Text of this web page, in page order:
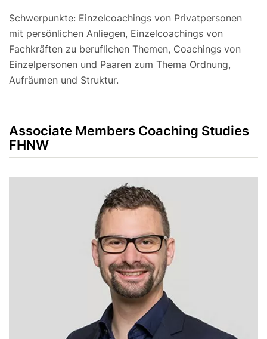
Schwerpunkte: Einzelcoachings von Privatpersonen
mit persönlichen Anliegen, Einzelcoachings von
Fachkräften zu beruflichen Themen, Coachings von
Einzelpersonen und Paaren zum Thema Ordnung,
Aufräumen und Struktur.
Associate Members Coaching Studies
FHNW